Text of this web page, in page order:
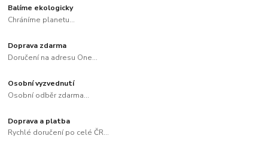
Balíme ekologicky
Chráníme planetu...
Doprava zdarma
Doručení na adresu One...
Osobní vyzvednutí
Osobní odběr zdarma...
Doprava a platba
Rychlé doručení po celé ČR...